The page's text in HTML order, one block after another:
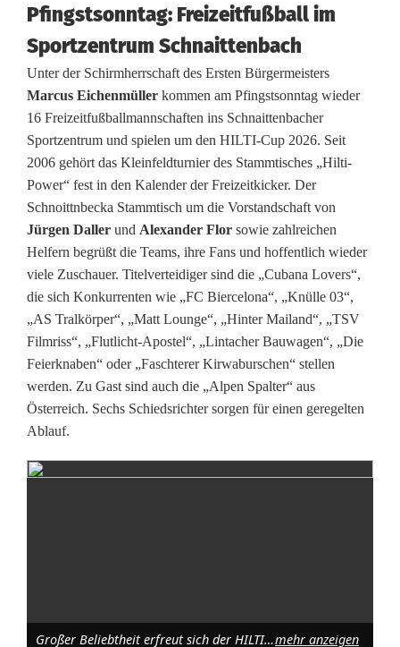
I
L
T
I
-
C
u
p
2
0
2
6
l
o
6
Pfingstsonntag: Freizeitfußball im
Sportzentrum Schnaittenbach
Unter der Schirmherrschaft des Ersten Bürgermeisters
Marcus Eichenmüller kommen am Pfingstsonntag wieder
16 Freizeitfußballmannschaften ins Schnaittenbacher
Sportzentrum und spielen um den HILTI-Cup 2026. Seit
2006 gehört das Kleinfeldturnier des Stammtisches „Hilti-
Power“ fest in den Kalender der Freizeitkicker. Der
Schnoittnbecka Stammtisch um die Vorstandschaft von
Jürgen Daller und Alexander Flor sowie zahlreichen
Helfern begrüßt die Teams, ihre Fans und hoffentlich wieder
viele Zuschauer. Titelverteidiger sind die „Cubana Lovers“,
die sich Konkurrenten wie „FC Biercelona“, „Knülle 03“,
„AS Tralkörper“, „Matt Lounge“, „Hinter Mailand“, „TSV
Filmriss“, „Flutlicht-Apostel“, „Lintacher Bauwagen“, „Die
Feierknaben“ oder „Faschterer Kirwaburschen“ stellen
werden. Zu Gast sind auch die „Alpen Spalter“ aus
Österreich. Sechs Schiedsrichter sorgen für einen geregelten
Ablauf.
Großer Beliebtheit erfreut sich der HILTI-Cup in Schnaittenbach, wo sich 16 Freizeit-Fußballteams auf Kleinfeld messen. Foto: Günther Schatzmehr anzeigen